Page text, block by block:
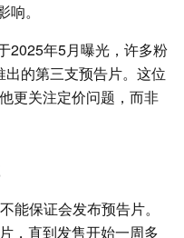
。
2025年5月曝光，许多粉
出的第三支预告片。这位
更关注定价问题，而非
能保证会发布预告片。
，直到发售开始一周多